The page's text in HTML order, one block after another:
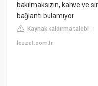
bakılmaksızın, kahve ve
bağlantı bulamıyor.
Kaynak kaldırma talebi
lezzet.com.tr